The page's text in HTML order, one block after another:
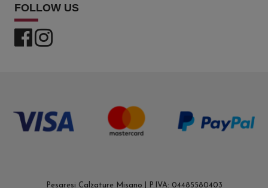
FOLLOW US
Pesaresi Calzature Misano | P.IVA: 04485580403